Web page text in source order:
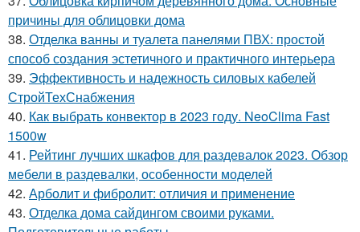
причины для облицовки дома
38. Отделка ванны и туалета панелями ПВХ: простой
способ создания эстетичного и практичного интерьера
39. Эффективность и надежность силовых кабелей
СтройТехСнабжения
40. Как выбрать конвектор в 2023 году. NeoClima Fast
1500w
41. Рейтинг лучших шкафов для раздевалок 2023. Обзор
мебели в раздевалки, особенности моделей
42. Арболит и фибролит: отличия и применение
43. Отделка дома сайдингом своими руками.